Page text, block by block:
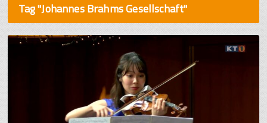
Tag "Johannes Brahms Gesellschaft"